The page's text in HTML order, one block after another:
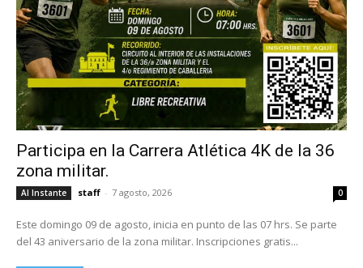
Participa en la Carrera Atlética 4K de la 36
zona militar.
Al Instante staff - 7 agosto, 2026 0
Este domingo 09 de agosto, inicia en punto de las 07 hrs. Se parte
del 43 aniversario de la zona militar. Inscripciones gratis...